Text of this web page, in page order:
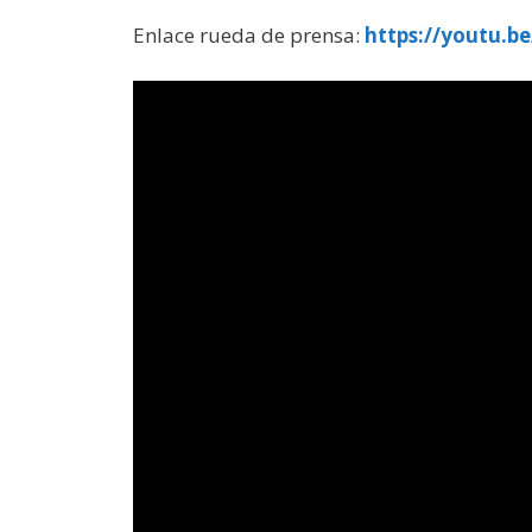
Enlace rueda de prensa: https://